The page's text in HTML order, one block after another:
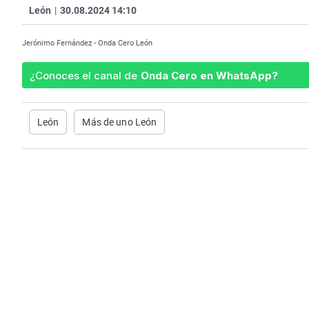
León | 30.08.2024 14:10
Jerónimo Fernández - Onda Cero León
¿Conoces el canal de Onda Cero en WhatsApp?
León Más de uno León